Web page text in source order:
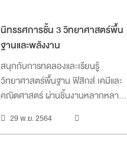
นิทรรศการชั้น 3 วิทยาศาสตร์พื้น
ฐานและพลังงาน
สนุกกับการทดลองและเรียนรู้
วิทยาศาสตร์พื้นฐาน ฟิสิกส์ เคมีและ
คณิตศาสตร์ ผ่านชิ้นงานหลากหลายที่
ทดลอง และเรียนรู้ด้วยตนเอง
29 พ.ย. 2564